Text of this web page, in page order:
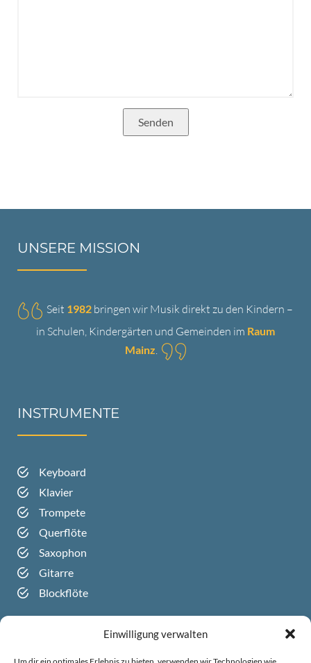
Einwilligung verwalten
UNSERE MISSION
Seit 1982 bringen wir Musik direkt zu den Kindern –
in Schulen, Kindergärten und Gemeinden im Raum
Mainz.
INSTRUMENTE
Keyboard
Klavier
Trompete
Querflöte
Saxophon
Gitarre
Blockflöte
RECHTLICHES